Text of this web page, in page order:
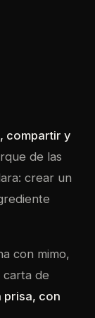
compartir y
de las
crear un
con mimo,
carta de
prisa, con